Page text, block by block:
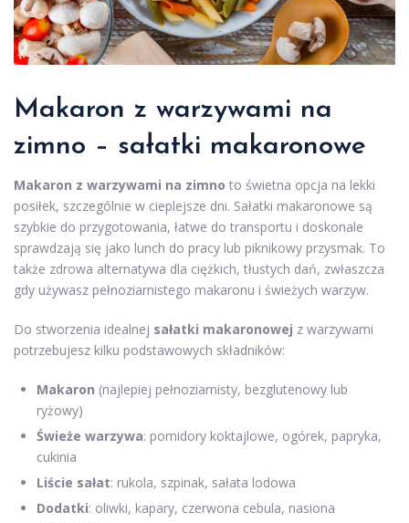
Makaron z warzywami na
zimno – sałatki makaronowe
Makaron z warzywami na zimno to świetna opcja na lekki
posiłek, szczególnie w cieplejsze dni. Sałatki makaronowe są
szybkie do przygotowania, łatwe do transportu i doskonale
sprawdzają się jako lunch do pracy lub piknikowy przysmak. To
także zdrowa alternatywa dla ciężkich, tłustych dań, zwłaszcza
gdy używasz pełnoziarnistego makaronu i świeżych warzyw.
Do stworzenia idealnej sałatki makaronowej z warzywami
potrzebujesz kilku podstawowych składników:
Makaron (najlepiej pełnoziarnisty, bezglutenowy lub
ryżowy)
Świeże warzywa: pomidory koktajlowe, ogórek, papryka,
cukinia
Liście sałat: rukola, szpinak, sałata lodowa
Dodatki: oliwki, kapary, czerwona cebula, nasiona